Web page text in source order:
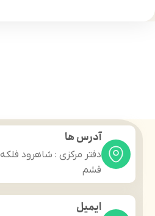
آدرس ها
دفتر مرکزی : شاهرود فلکه
قشم
ایمیل